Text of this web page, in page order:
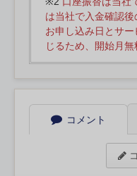
は当社で入金確認後
お申し込み日とサ
じるため、開始月無
コメント